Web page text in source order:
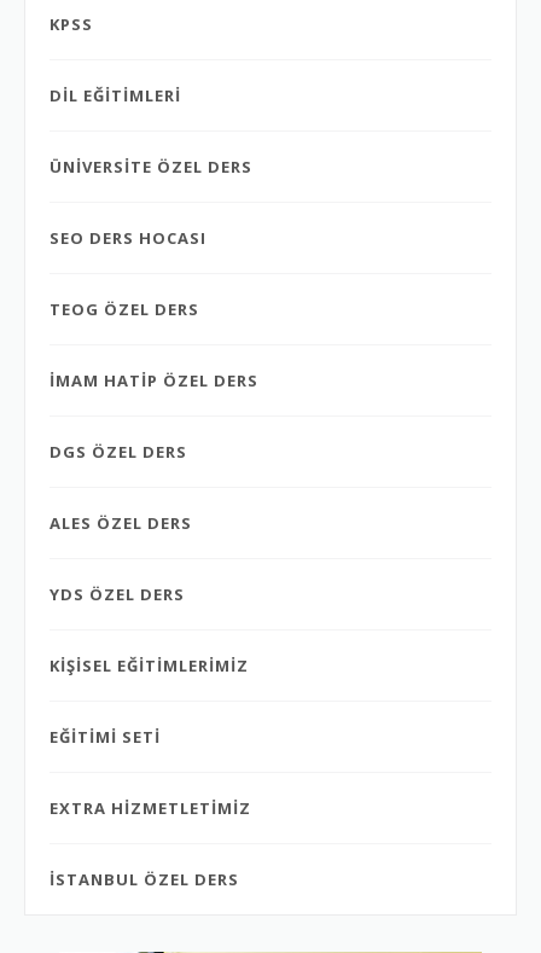
KPSS
DİL EĞİTİMLERİ
ÜNİVERSİTE ÖZEL DERS
SEO DERS HOCASI
TEOG ÖZEL DERS
İMAM HATİP ÖZEL DERS
DGS ÖZEL DERS
ALES ÖZEL DERS
YDS ÖZEL DERS
KİŞİSEL EĞİTİMLERİMİZ
EĞİTİMİ SETİ
EXTRA HİZMETLETİMİZ
İSTANBUL ÖZEL DERS